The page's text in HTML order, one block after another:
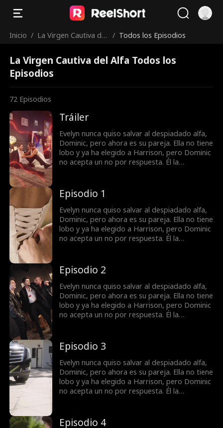
Inicio / La Virgen Cautiva del
/ Todos los Episodios
La Virgen Cautiva del Alfa Todos los
Episodios
72 Episodios
Tráiler
Evelyn nunca quiso salvar al despiadado alfa,
Dominic, pero ahora es su pareja. Ella no tiene
lobo y ya ha elegido a Harrison, pero Dominic
no acepta un no por respuesta. Él la
más ardiente se vuelve el deseo entre ellos.
¿Qué es lo que más la aterra? La forma en
que, lentamente, empieza a desearlo... más
que a nada.
Episodio 1
Evelyn nunca quiso salvar al despiadado alfa,
Dominic, pero ahora es su pareja. Ella no tiene
lobo y ya ha elegido a Harrison, pero Dominic
no acepta un no por respuesta. Él la
más ardiente se vuelve el deseo entre ellos.
¿Qué es lo que más la aterra? La forma en
que, lentamente, empieza a desearlo... más
que a nada.
Episodio 2
Evelyn nunca quiso salvar al despiadado alfa,
Dominic, pero ahora es su pareja. Ella no tiene
lobo y ya ha elegido a Harrison, pero Dominic
no acepta un no por respuesta. Él la
más ardiente se vuelve el deseo entre ellos.
¿Qué es lo que más la aterra? La forma en
que, lentamente, empieza a desearlo... más
que a nada.
Episodio 3
Evelyn nunca quiso salvar al despiadado alfa,
Dominic, pero ahora es su pareja. Ella no tiene
lobo y ya ha elegido a Harrison, pero Dominic
no acepta un no por respuesta. Él la
más ardiente se vuelve el deseo entre ellos.
Episodio 4